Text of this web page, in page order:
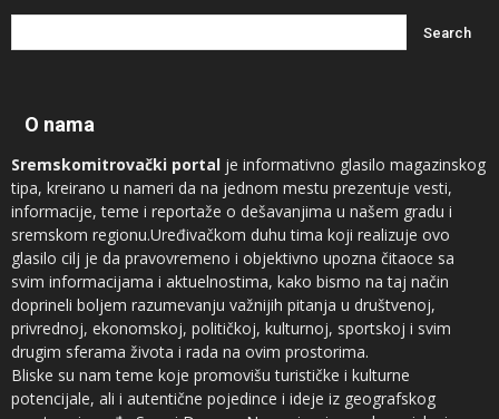
O nama
Sremskomitrovački portal je informativno glasilo magazinskog
tipa, kreirano u nameri da na jednom mestu prezentuje vesti,
informacije, teme i reportaže o dešavanjima u našem gradu i
sremskom regionu.Uređivačkom duhu tima koji realizuje ovo
glasilo cilj je da pravovremeno i objektivno upozna čitaoce sa
svim informacijama i aktuelnostima, kako bismo na taj način
doprineli boljem razumevanju važnijih pitanja u društvenoj,
privrednoj, ekonomskoj, političkoj, kulturnoj, sportskoj i svim
drugim sferama života i rada na ovim prostorima.
Bliske su nam teme koje promovišu turističke i kulturne
potencijale, ali i autentične pojedince i ideje iz geografskog